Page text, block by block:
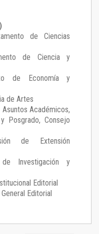
de Ciencias
de Ciencia y
de Economía y
de Artes
Académicos,
Posgrado, Consejo
de Extensión
Investigación y
Editorial
Editorial